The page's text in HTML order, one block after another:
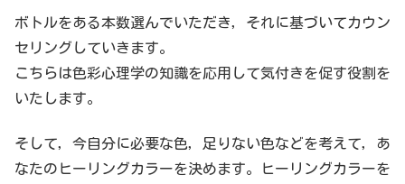
ボトルをある本数選んでいただき，それに基づいてカウン
セリングしていきます。
こちらは色彩心理学の知識を応用して気付きを促す役割を
いたします。
そして，今自分に必要な色，足りない色などを考えて，あ
なたのヒーリングカラーを決めます。ヒーリングカラーを